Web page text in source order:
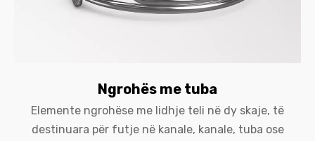
Ngrohës me tuba
Elemente ngrohëse me lidhje teli në dy skaje, të
destinuara për futje në kanale, kanale, tuba ose